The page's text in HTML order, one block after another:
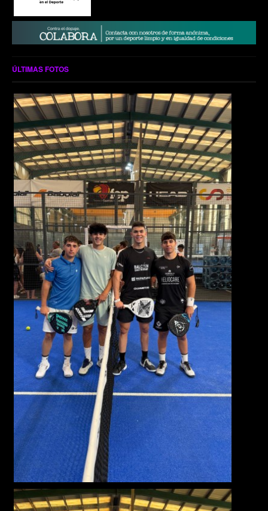
ÚLTIMAS FOTOS